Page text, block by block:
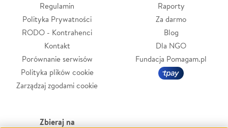
Regulamin
Polityka Prywatności
RODO - Kontrahenci
Kontakt
Porównanie serwisów
Polityka plików cookie
Zarządzaj zgodami cookie
Raporty
Za darmo
Blog
Dla NGO
Fundacja Pomagam.pl
Zbieraj na